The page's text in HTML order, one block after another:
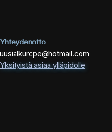
Yhteydenotto
uusialkurope@hotmail.com
Yksityistä asiaa ylläpidolle